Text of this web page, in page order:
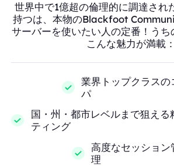
世界中で1億超の倫理的に調達され
持つは、本物のBlackfoot
サーバーを使いたい人の定番！うち
こんな魅力が満載：
業界トップクラスの
パ
国・州・都市レベルまで狙える
ティング
高度なセッション
理